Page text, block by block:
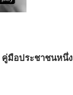
คู่มือประชาชนหนึ่ง